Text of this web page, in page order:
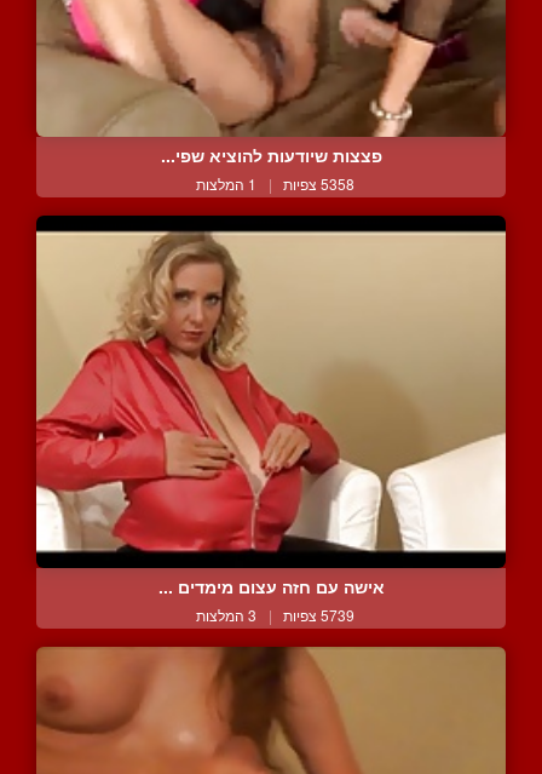
פצצות שיודעות להוציא שפי...
5358 צפיות | 1 המלצות
אישה עם חזה עצום מימדים ...
5739 צפיות | 3 המלצות